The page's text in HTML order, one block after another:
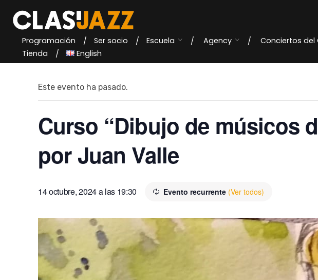
content
Programación Ser socio Escuela Agency Conciertos del
Tienda
English
« Todos los Eventos
Este evento ha pasado.
Curso “Dibujo de músicos
por Juan Valle
14 octubre, 2024 a las 19:30 Evento recurrente (Ver todos)